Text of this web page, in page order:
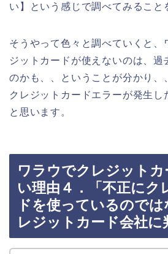
い】という感じで調べてみること
そうやって色々と調べていくと、
ジットカードが使えないのは、過
のかも、、ということが分かり、
クレジットカードエラーが発生し
と思います。
ワラウでクレジット
い理由４．「不正にク
ドを使っているので
レジットカード会社に